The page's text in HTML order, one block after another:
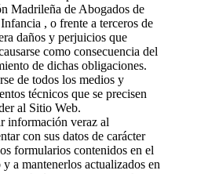
Madrileña de Abogados de
, o frente a terceros de
daños y perjuicios que
como consecuencia del
de dichas obligaciones.
de todos los medios y
técnicos que se precisen
al Sitio Web.
información veraz al
con sus datos de carácter
formularios contenidos en el
a mantenerlos actualizados en